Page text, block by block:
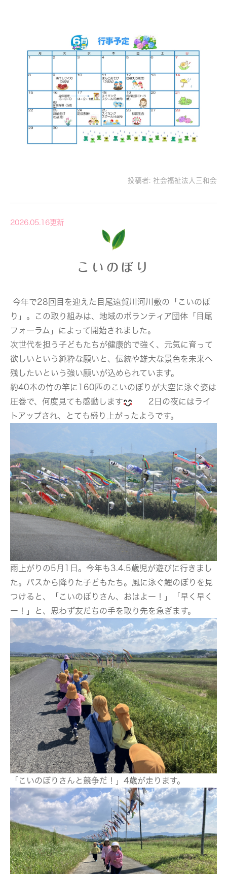
投稿者: 社会福祉法人三和会
2026.05.16更新
こいのぼり
今年で28回目を迎えた目尾遠賀川河川敷の「こいのぼ
り」。この取り組みは、地域のボランティア団体「目尾
フォーラム」によって開始されました。
次世代を担う子どもたちが健康的で強く、元気に育って
欲しいという純粋な願いと、伝統や雄大な景色を未来へ
残したいという強い願いが込められています。
約40本の竹の竿に160匹のこいのぼりが大空に泳ぐ姿は
圧巻で、何度見ても感動します
2日の夜にはライ
トアップされ、とても盛り上がったようです。
雨上がりの5月1日。今年も3.4.5歳児が遊びに行きまし
た。バスから降りた子どもたち。風に泳ぐ鯉のぼりを見
つけると、「こいのぼりさん、おはよー！」「早く早く
ー！」と、思わず友だちの手を取り先を急ぎます。
「こいのぼりさんと競争だ！」4歳が走ります。